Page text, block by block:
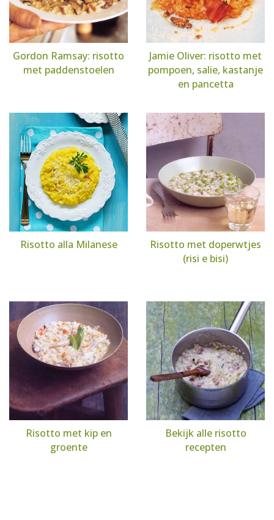
Gordon Ramsay: risotto
met paddenstoelen
Jamie Oliver: risotto met
pompoen, salie, kastanje
en pancetta
Risotto alla Milanese
Risotto met doperwtjes
(risi e bisi)
Risotto met kip en
groente
Bekijk alle risotto
recepten